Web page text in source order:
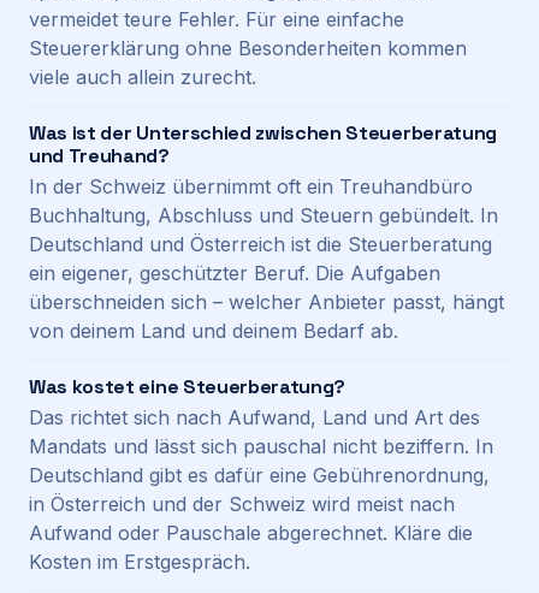
vermeidet teure Fehler. Für eine einfache
Steuererklärung ohne Besonderheiten kommen
viele auch allein zurecht.
Was ist der Unterschied zwischen Steuerberatung
und Treuhand?
In der Schweiz übernimmt oft ein Treuhandbüro
Buchhaltung, Abschluss und Steuern gebündelt. In
Deutschland und Österreich ist die Steuerberatung
ein eigener, geschützter Beruf. Die Aufgaben
überschneiden sich – welcher Anbieter passt, hängt
von deinem Land und deinem Bedarf ab.
Was kostet eine Steuerberatung?
Das richtet sich nach Aufwand, Land und Art des
Mandats und lässt sich pauschal nicht beziffern. In
Deutschland gibt es dafür eine Gebührenordnung,
in Österreich und der Schweiz wird meist nach
Aufwand oder Pauschale abgerechnet. Kläre die
Kosten im Erstgespräch.